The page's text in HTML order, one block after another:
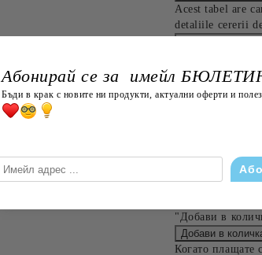
Acest tabel are
detaliile cererii
"Добави в
"Добави в
"Добави в
"Добави в
Когато плащате
Абонирай се за имейл
Бъди в крак с новите ни продукти, актуални оферти и